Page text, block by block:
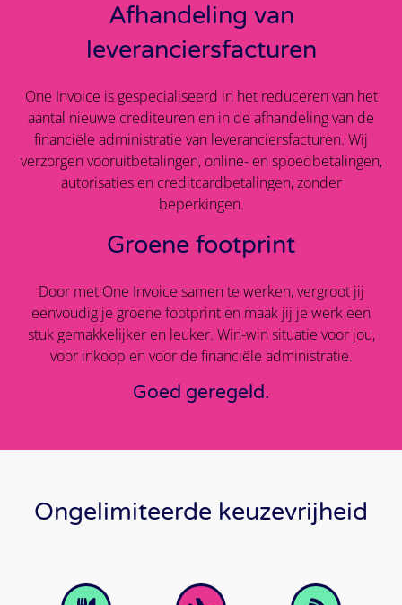
Afhandeling van
leveranciersfacturen
One Invoice is gespecialiseerd in het reduceren van het
aantal nieuwe crediteuren en in de afhandeling van de
financiële administratie van leveranciersfacturen. Wij
verzorgen vooruitbetalingen, online- en spoedbetalingen,
autorisaties en creditcardbetalingen, zonder
beperkingen.
Groene footprint
Door met One Invoice samen te werken, vergroot jij
eenvoudig je groene footprint en maak jij je werk een
stuk gemakkelijker en leuker. Win-win situatie voor jou,
voor inkoop en voor de financiële administratie.
Goed geregeld.
Ongelimiteerde keuzevrijheid